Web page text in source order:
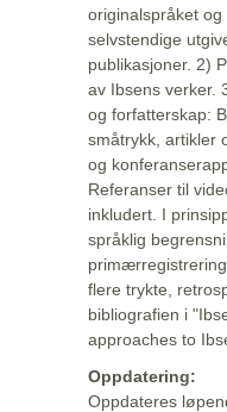
originalspråket
selvstendige
publikasjoner. 2)
av Ibsens verker.
og forfatterskap:
småtrykk, artikler
og
Referanser til
inkludert. I
språklig
flere trykte,
bibliografien i
approaches to
Oppdatering:
Oppdateres